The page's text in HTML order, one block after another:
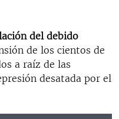
del debido
de los cientos de
a raíz de las
desatada por el